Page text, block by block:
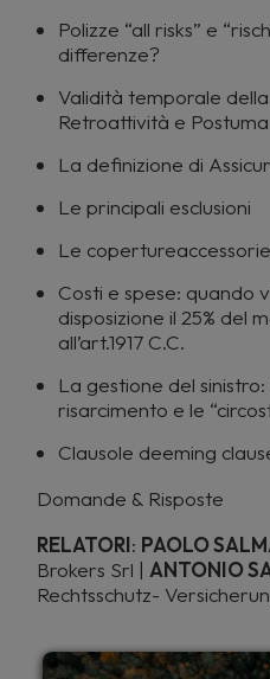
Polizze “all risks” e
differenze?
Validità temporale
Retroattività e Postuma
La definizione di
Le principali esclusioni
Le
Costi e spese: quando
disposizione il 25% del
all’art.1917 C.C.
La gestione del
risarcimento e le
Clausole deeming
Domande & Risposte
RELATORI: PAOLO
Brokers Srl | ANTONIO
Rechtsschutz-